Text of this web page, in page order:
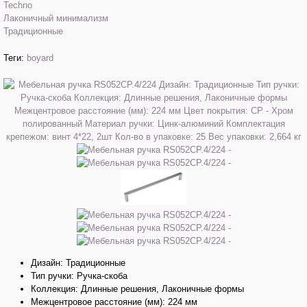
Techno
Лаконичный минимализм
Традиционные
Теги: boyard
Дизайн: Традиционные
Тип ручки: Ручка-скоба
Коллекция: Длинные решения, Лаконичные формы
Межцентровое расстояние (мм): 224 мм